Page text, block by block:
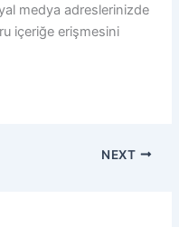
medya adreslerinizde
içeriğe erişmesini
NEXT